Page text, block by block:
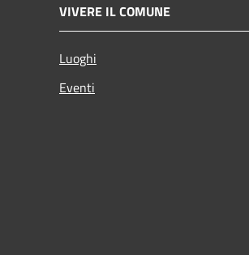
VIVERE IL COMUNE
Luoghi
Eventi